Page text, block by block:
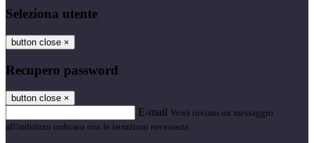
Seleziona utente
button close ×
Recupero password
button close ×
E-mail Verrà inviato un messaggio
all'indirizzo indicato con le istruzioni necessarie.